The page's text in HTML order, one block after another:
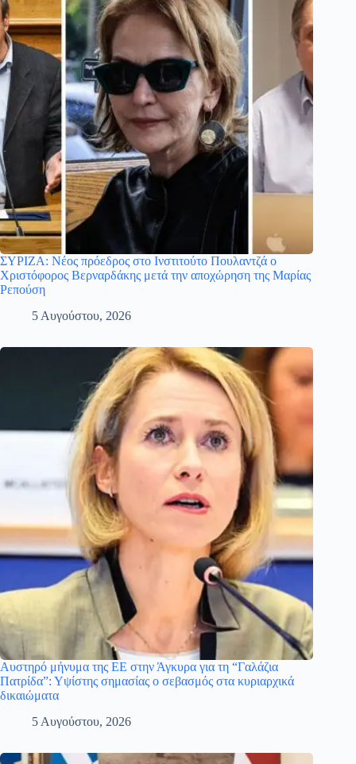
ΣΥΡΙΖΑ: Νέος πρόεδρος στο Ινστιτούτο Πουλαντζά ο
Χριστόφορος Βερναρδάκης μετά την αποχώρηση της Μαρίας
Ρεπούση
5 Αυγούστου, 2026
Αυστηρό μήνυμα της ΕΕ στην Άγκυρα για τη “Γαλάζια
Πατρίδα”: Υψίστης σημασίας ο σεβασμός στα κυριαρχικά
δικαιώματα
5 Αυγούστου, 2026